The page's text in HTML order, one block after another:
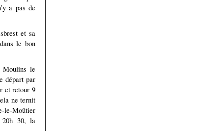
a pas de
et sa
le bon
Moulins le
départ par
et retour 9
ne ternit
le-Moûtier
20h 30, la